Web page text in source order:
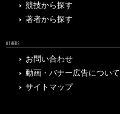
競技から探す
著者から探す
OTHERS
お問い合わせ
動画・バナー広告について
サイトマップ